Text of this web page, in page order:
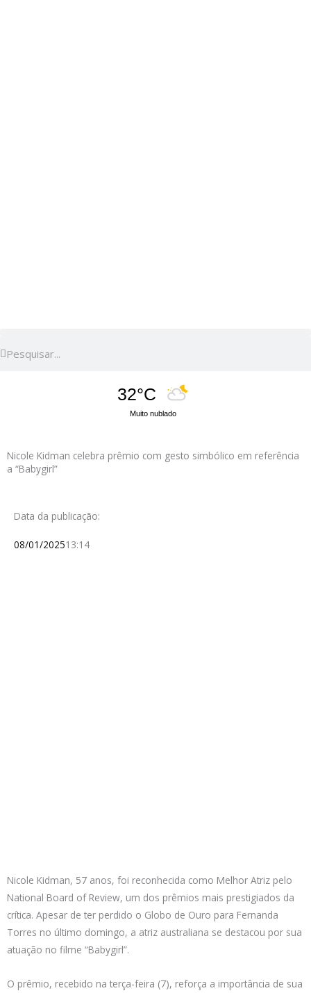
32°C
Muito nublado
Nicole Kidman celebra prêmio com gesto simbólico em referência
a “Babygirl”
Data da publicação:
08/01/202513:14
Nicole Kidman, 57 anos, foi reconhecida como Melhor Atriz pelo
National Board of Review, um dos prêmios mais prestigiados da
crítica. Apesar de ter perdido o Globo de Ouro para Fernanda
Torres no último domingo, a atriz australiana se destacou por sua
atuação no filme “Babygirl”.
O prêmio, recebido na terça-feira (7), reforça a importância de sua